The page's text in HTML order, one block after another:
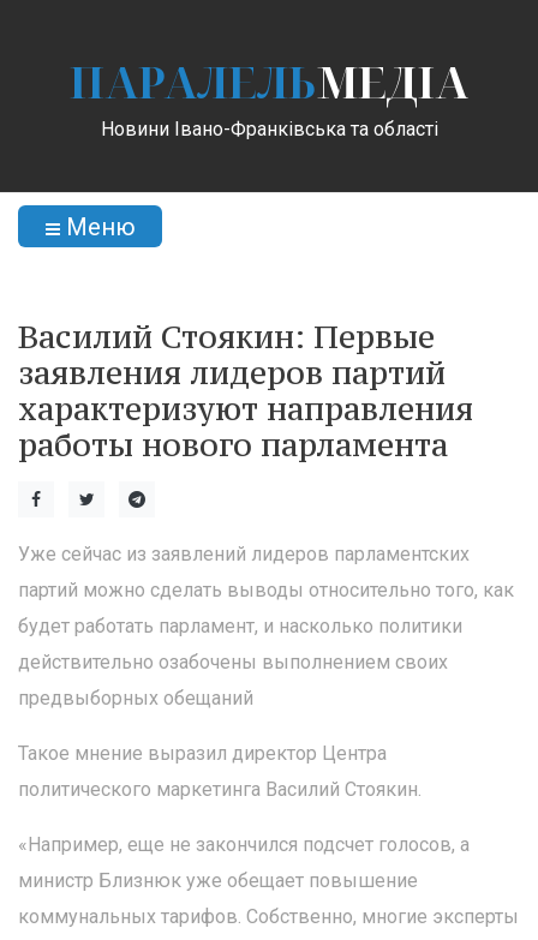
ПАРАЛЕЛЬМЕДІА
Новини Івано-Франківська та області
Меню
Василий Стоякин: Первые
заявления лидеров партий
характеризуют направления
работы нового парламента
Уже сейчас из заявлений лидеров парламентских
партий можно сделать выводы относительно того, как
будет работать парламент, и насколько политики
действительно озабочены выполнением своих
предвыборных обещаний
Такое мнение выразил директор Центра
политического маркетинга Василий Стоякин.
«Например, еще не закончился подсчет голосов, а
министр Близнюк уже обещает повышение
коммунальных тарифов. Собственно, многие эксперты